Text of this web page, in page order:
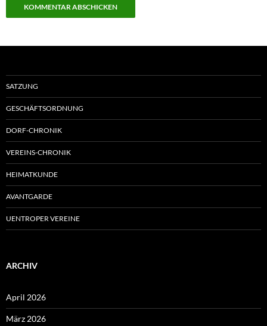
SATZUNG
GESCHÄFTSORDNUNG
DORF-CHRONIK
VEREINS-CHRONIK
HEIMATKUNDE
AVANTGARDE
UENTROPER VEREINE
ARCHIV
April 2026
März 2026